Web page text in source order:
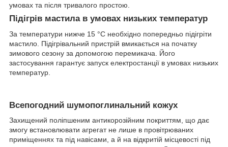
умовах та після тривалого простою.
Підігрів мастила в умовах низьких температур
За температури нижче 15 °С необхідно попередньо підігріти
мастило. Підігрівальний пристрій вмикається на початку
зимового сезону за допомогою перемикача. Його
застосування гарантує запуск електростанції в умовах низьких
температур.
Всепогодний шумопоглинальний кожух
Захищений поліпшеним антикорозійним покриттям, що дає
змогу встановлювати агрегат не лише в провітрюваних
приміщеннях та під навісами, а й на відкритій місцевості під